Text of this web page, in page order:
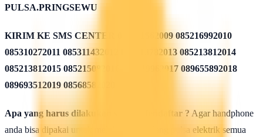
PULSA.PRINGSEWU
KIRIM KE SMS CENTER
085311562009 085216992010
085310272011 085311432012 085213782013 085213812014
085213812015 085215082016 085819962017 089655892018
089693512019 08568582020
Apa yang harus dilakukan seusai Mendaftar ? Agar handphone
anda bisa dipakai untuk melakukan isi ulang pulsa elektrik semua